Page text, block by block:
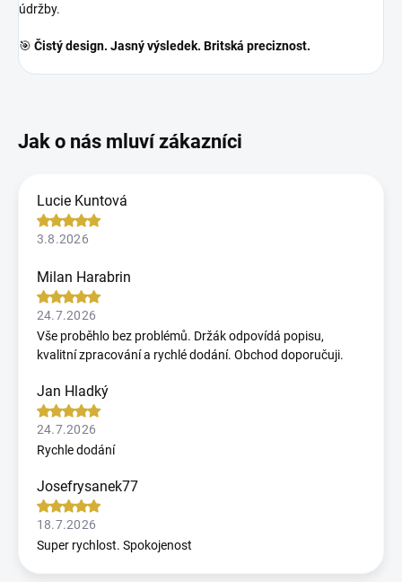
údržby.
🎯 Čistý design. Jasný výsledek. Britská preciznost.
Lucie Kuntová
3.8.2026
Milan Harabrin
24.7.2026
Vše proběhlo bez problémů. Držák odpovídá popisu,
kvalitní zpracování a rychlé dodání. Obchod doporučuji.
Jan Hladký
24.7.2026
Rychle dodání
Josefrysanek77
18.7.2026
Super rychlost. Spokojenost